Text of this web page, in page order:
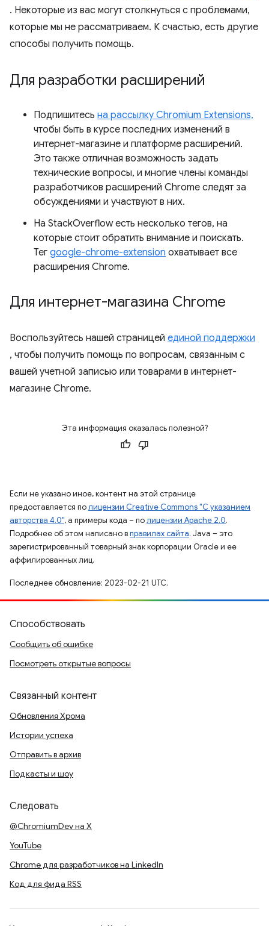
. Некоторые из вас могут столкнуться с проблемами,
которые мы не рассматриваем. К счастью, есть другие
способы получить помощь.
Для разработки расширений
Подпишитесь на рассылку Chromium Extensions,
чтобы быть в курсе последних изменений в
интернет-магазине и платформе расширений.
Это также отличная возможность задать
технические вопросы, и многие члены команды
разработчиков расширений Chrome следят за
обсуждениями и участвуют в них.
На StackOverflow есть несколько тегов, на
которые стоит обратить внимание и поискать.
Тег google-chrome-extension охватывает все
расширения Chrome.
Для интернет-магазина Chrome
Воспользуйтесь нашей страницей единой поддержки
, чтобы получить помощь по вопросам, связанным с
вашей учетной записью или товарами в интернет-
магазине Chrome.
Эта информация оказалась полезной?
Если не указано иное, контент на этой странице
предоставляется полицензии Creative Commons "С указанием
авторства 4.0", а примеры кода – полицензии Apache 2.0.
Подробнее об этом написано вправилах сайта. Java – это
зарегистрированный товарный знак корпорации Oracle и ее
аффилированных лиц.
Последнее обновление: 2023-02-21 UTC.
Способствовать
Сообщить об ошибке
Посмотреть открытые вопросы
Связанный контент
Обновления Хрома
Истории успеха
Отправить в архив
Подкасты и шоу
Следовать
@ChromiumDev на X
YouTube
Chrome для разработчиков на LinkedIn
Код для фида RSS